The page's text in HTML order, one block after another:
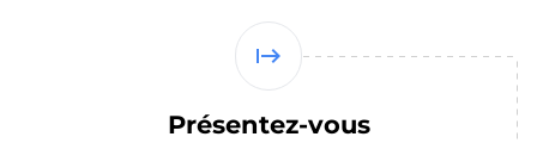
start
Présentez-vous